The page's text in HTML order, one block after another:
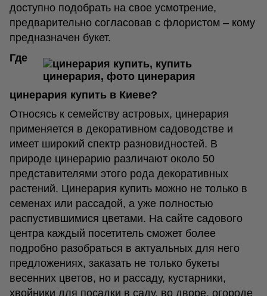
доступно подобрать на свое усмотрение,
предварительно согласовав с флористом – кому
предназначен букет.
Где
цинерария купить в Киеве?
Относясь к семейству астровых, цинерария
применяется в декоративном садоводстве и
имеет широкий спектр разновидностей. В
природе цинерарию различают около 50
представителями этого рода декоративных
растений. Цинерария купить можно не только в
семенах или рассадой, а уже полностью
распустившимися цветами. На сайте садового
центра каждый посетитель сможет более
подробно разобраться в актуальных для него
предложениях, заказать не только букеты
весенних цветов, но и рассаду, кустарники,
хвойники для посадки в саду, во дворе, огороде